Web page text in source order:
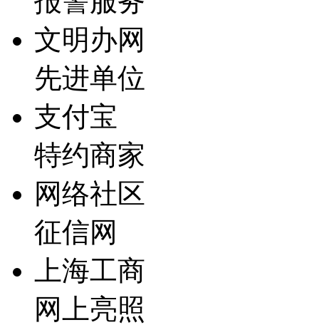
文明办网
先进单位
支付宝
特约商家
网络社区
征信网
上海工商
网上亮照